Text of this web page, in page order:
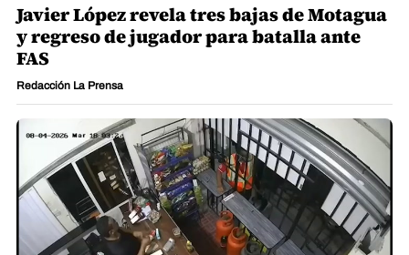
Javier López revela tres bajas de Motagua
y regreso de jugador para batalla ante
FAS
Redacción La Prensa